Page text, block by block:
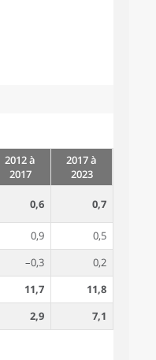
2012 à
2017
2017 à
2023
0,6 0,7
0,9
0,5
–0,3
0,2
11,7
11,8
2,9
7,1